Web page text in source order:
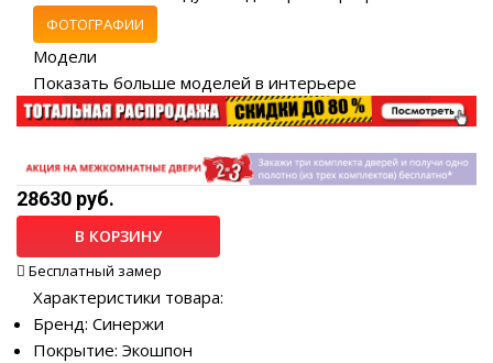
ФОТОГРАФИИ
Модели
Показать больше моделей в интерьере
28630 руб.
В КОРЗИНУ
Бесплатный замер
Характеристики товара:
Бренд: Синержи
Покрытие: Экошпон